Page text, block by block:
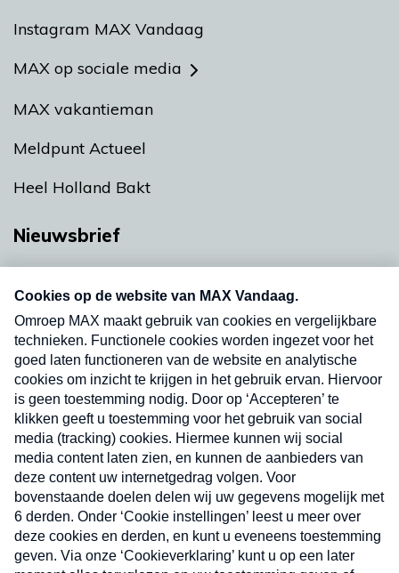
Instagram MAX Vandaag
MAX op sociale media
MAX vakantieman
Meldpunt Actueel
Heel Holland Bakt
Nieuwsbrief
nieuwsbrief. Elke vrijdag- en dinsdagochtend in
uw mailbox.
Verzend
Nieuwsbrief
Neem hier een gratis abonnement op onze